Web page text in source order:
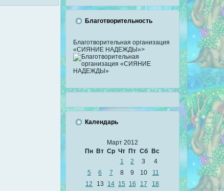
Благотворительность
Благотворительная организация
«СИЯНИЕ НАДЕЖДЫ»>
Календарь
Март 2012
Пн Вт Ср Чт Пт Сб Вс
1 2 3
4
5
6 7 8 9 10
11
12
13 14 15 16 17
18